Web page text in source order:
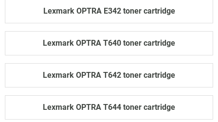
Lexmark OPTRA E342 toner cartridge
Lexmark OPTRA T640 toner cartridge
Lexmark OPTRA T642 toner cartridge
Lexmark OPTRA T644 toner cartridge